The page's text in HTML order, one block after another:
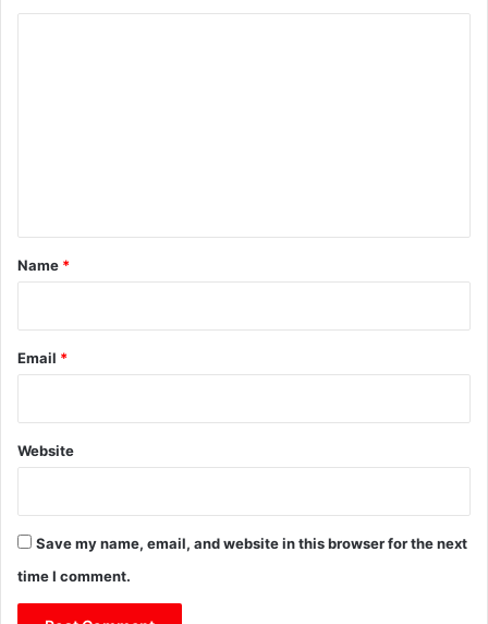
*
Name *
Email *
Website
Save my name, email, and website in this browser for the next
time I comment.